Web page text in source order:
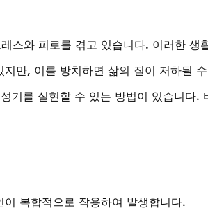
스와 피로를 겪고 있습니다. 이러한 생
만, 이를 방치하면 삶의 질이 저하될
기를 실현할 수 있는 방법이 있습니다.
복합적으로 작용하여 발생합니다.